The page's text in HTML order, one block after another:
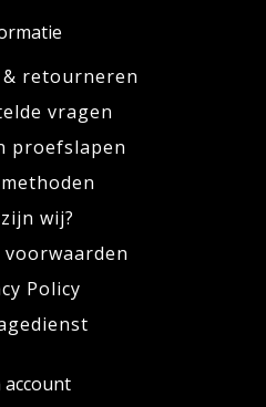
& retourneren
vragen
proefslapen
wij?
voorwaarden
Policy
account